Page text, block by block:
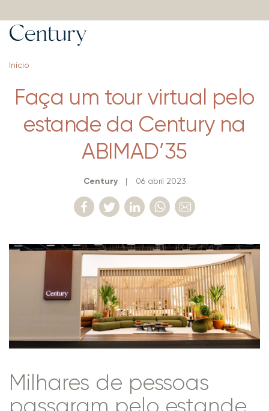
Início
Faça um tour virtual pelo
estande da Century na
ABIMAD’35
Century 06 abril 2023
Milhares de pessoas